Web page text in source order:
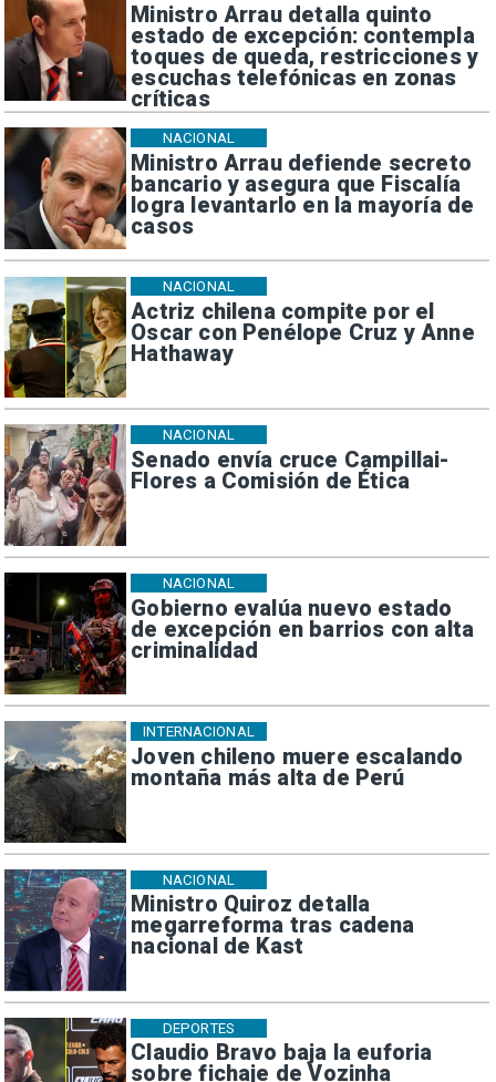
Ministro Arrau detalla quinto
estado de excepción: contempla
toques de queda, restricciones y
escuchas telefónicas en zonas
críticas
Ministro Arrau defiende secreto
bancario y asegura que Fiscalía
logra levantarlo en la mayoría de
casos
NACIONAL
Actriz chilena compite por el
Oscar con Penélope Cruz y Anne
Hathaway
NACIONAL
Senado envía cruce Campillai-
Flores a Comisión de Ética
NACIONAL
Gobierno evalúa nuevo estado
de excepción en barrios con alta
criminalidad
NACIONAL
Joven chileno muere escalando
montaña más alta de Perú
INTERNACIONAL
Ministro Quiroz detalla
megarreforma tras cadena
nacional de Kast
NACIONAL
Claudio Bravo baja la euforia
sobre fichaje de Vozinha
DEPORTES